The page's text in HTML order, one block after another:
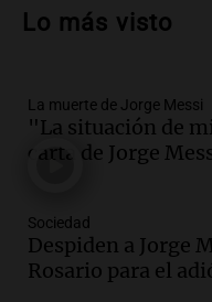
vehículos
Audio.
y cinco
un puente
Audio.Messi
Rosario para
Lo más visto
La muerte de Jorge Messi
"La situación de
carta de Jorge
Sociedad
Despiden a Jorge
Rosario para el